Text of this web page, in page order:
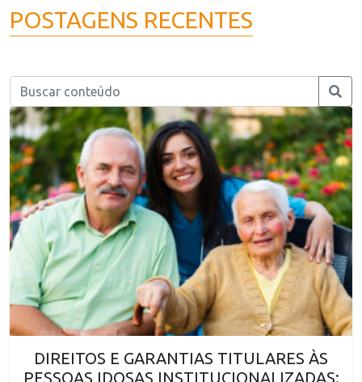
POSTAGENS RECENTES
DIREITOS E GARANTIAS TITULARES ÀS
PESSOAS IDOSAS INSTITUCIONALIZADAS: